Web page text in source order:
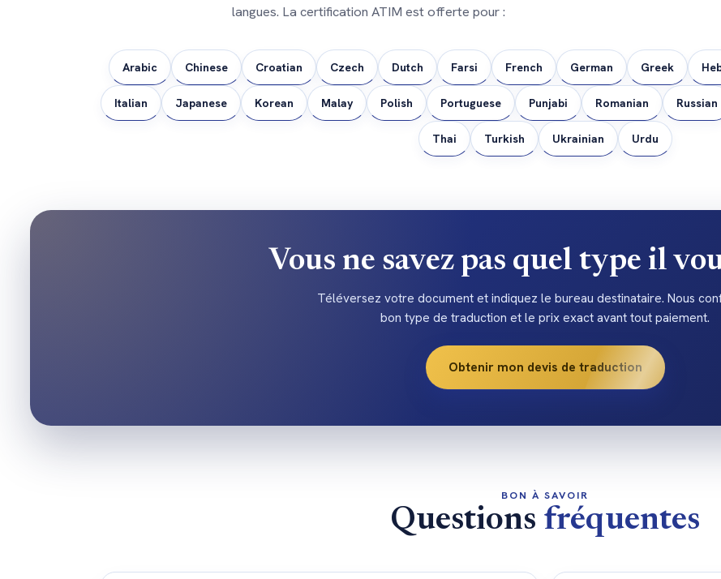
langues. La certification ATIM est offerte pour :
Arabic Chinese Croatian Czech Dutch Farsi French German Greek
Italian Japanese Korean Malay Polish Portuguese Punjabi Romanian Russian
Thai Turkish Ukrainian Urdu
Vous ne savez pas quel type il
Téléversez votre document et indiquez le bureau destinataire. Nous
bon type de traduction et le prix exact avant tout paiement.
Obtenir mon devis de traduction
BON À SAVOIR
Questions fréquentes